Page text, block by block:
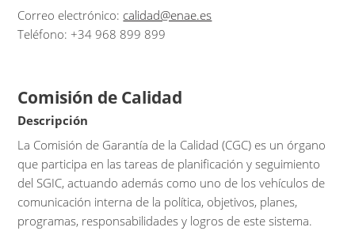
Correo electrónico: calidad@enae.es
Teléfono: +34 968 899 899
Comisión de Calidad
Descripción
La Comisión de Garantía de la Calidad (CGC) es un órgano
que participa en las tareas de planificación y seguimiento
del SGIC, actuando además como uno de los vehículos de
comunicación interna de la política, objetivos, planes,
programas, responsabilidades y logros de este sistema.